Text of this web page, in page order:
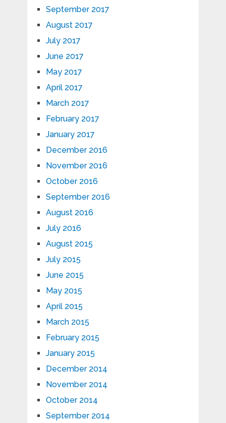
September 2017
August 2017
July 2017
June 2017
May 2017
April 2017
March 2017
February 2017
January 2017
December 2016
November 2016
October 2016
September 2016
August 2016
July 2016
August 2015
July 2015
June 2015
May 2015
April 2015
March 2015
February 2015
January 2015
December 2014
November 2014
October 2014
September 2014